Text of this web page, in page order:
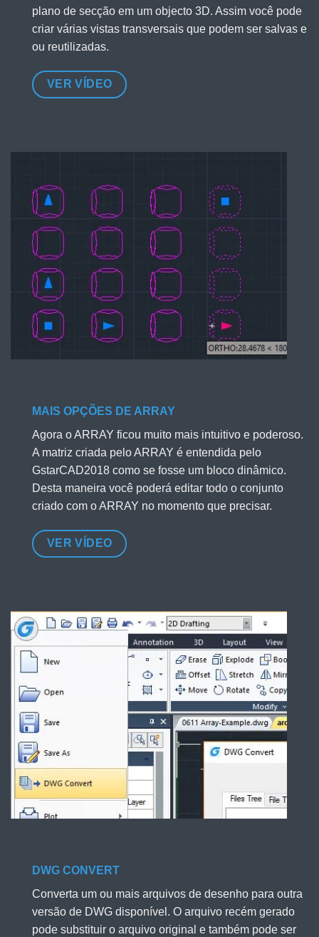
plano de secção em um objecto 3D. Assim você pode
criar várias vistas transversais que podem ser salvas e
ou reutilizadas.
VER VÍDEO
MAIS OPÇÕES DE ARRAY
Agora o ARRAY ficou muito mais intuitivo e poderoso.
A matriz criada pelo ARRAY é entendida pelo
GstarCAD2018 como se fosse um bloco dinâmico.
Desta maneira você poderá editar todo o conjunto
criado com o ARRAY no momento que precisar.
VER VÍDEO
DWG CONVERT
Converta um ou mais arquivos de desenho para outra
versão de DWG disponível. O arquivo recém gerado
pode substituir o arquivo original e também pode ser